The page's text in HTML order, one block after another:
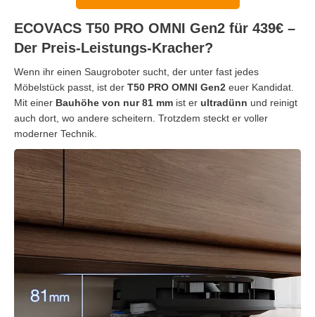
ECOVACS T50 PRO OMNI Gen2 für 439€ –
Der Preis-Leistungs-Kracher?
Wenn ihr einen Saugroboter sucht, der unter fast jedes
Möbelstück passt, ist der T50 PRO OMNI Gen2 euer Kandidat.
Mit einer Bauhöhe von nur 81 mm ist er ultradünn und reinigt
auch dort, wo andere scheitern. Trotzdem steckt er voller
moderner Technik.